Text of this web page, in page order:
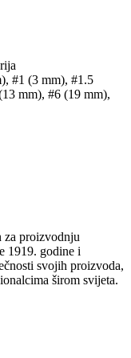
#1 (3 mm), #1.5
mm), #6 (19 mm),
za proizvodnju
1919. godine i
svojih proizvoda,
širom svijeta.